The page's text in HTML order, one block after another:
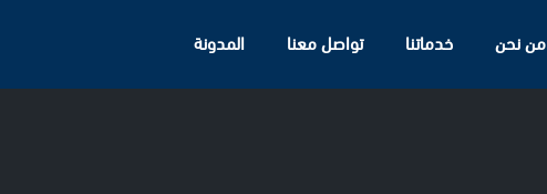
من نحن خدماتنا تواصل معنا المدونة